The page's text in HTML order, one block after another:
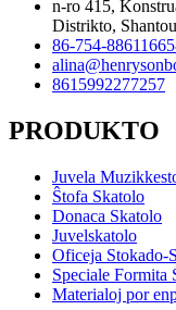
n-ro 415,
Distrikto,
86-754-88611665
8615992277257
PRODUKTO
Juvela
Ŝtofa Skatolo
Donaca Skatolo
Juvelskatolo
Oficeja Stokado-
Speciale Formita
Materialoj por